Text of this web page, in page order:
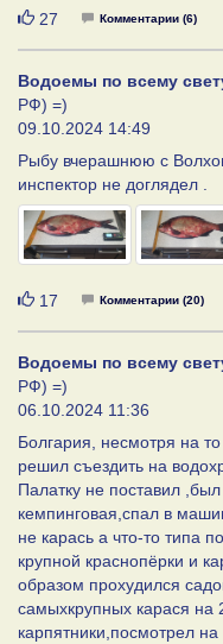
Нравится
27 Комментарии (6)
Водоемы по всему
РФ) =)
09.10.2024 14:49
Рыбу вчерашнюю с
инспектор не доглядел .
Нравится
17 Комментарии (20)
Водоемы по всему
РФ) =)
06.10.2024 11:36
Болгария, несмотря на
решил съездить на
Палатку не поставил
кемпинговая,спал в
не карась а что-то типа
крупной краснопёрки и
образом прохудился
самыхкрупных карася на
карпятники,посмотрел